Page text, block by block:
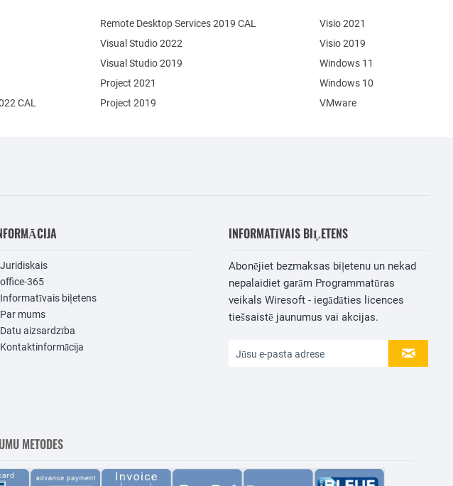
CAL
Remote Desktop Services 2019 CAL
Visual Studio 2022
Visual Studio 2019
Project 2021
Project 2019
Visio 2021
Visio 2019
Windows 11
Windows 10
VMware
Juridiskais
office-365
Informatīvais biļetens
Par mums
Datu aizsardzība
Kontaktinformācija
INFORMATĪVAIS BIĻETENS
Abonējiet bezmaksas biļetenu un nekad
nepalaidiet garām Programmatūras
veikals Wiresoft - iegādāties licences
tiešsaistē jaunumus vai akcijas.
METODES